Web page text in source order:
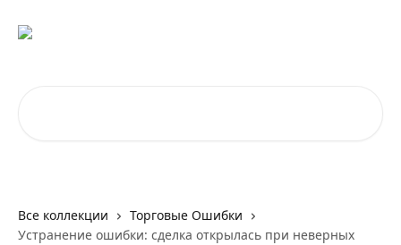
Все коллекции
Торговые Ошибки
Устранение ошибки: сделка открылась при неверных